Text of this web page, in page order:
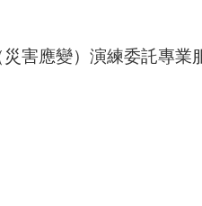
害應變）演練委託專業